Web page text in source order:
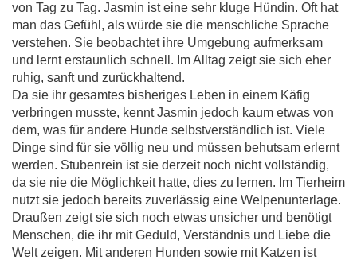
von Tag zu Tag. Jasmin ist eine sehr kluge Hündin. Oft hat
man das Gefühl, als würde sie die menschliche Sprache
verstehen. Sie beobachtet ihre Umgebung aufmerksam
und lernt erstaunlich schnell. Im Alltag zeigt sie sich eher
ruhig, sanft und zurückhaltend.
Da sie ihr gesamtes bisheriges Leben in einem Käfig
verbringen musste, kennt Jasmin jedoch kaum etwas von
dem, was für andere Hunde selbstverständlich ist. Viele
Dinge sind für sie völlig neu und müssen behutsam erlernt
werden. Stubenrein ist sie derzeit noch nicht vollständig,
da sie nie die Möglichkeit hatte, dies zu lernen. Im Tierheim
nutzt sie jedoch bereits zuverlässig eine Welpenunterlage.
Draußen zeigt sie sich noch etwas unsicher und benötigt
Menschen, die ihr mit Geduld, Verständnis und Liebe die
Welt zeigen. Mit anderen Hunden sowie mit Katzen ist